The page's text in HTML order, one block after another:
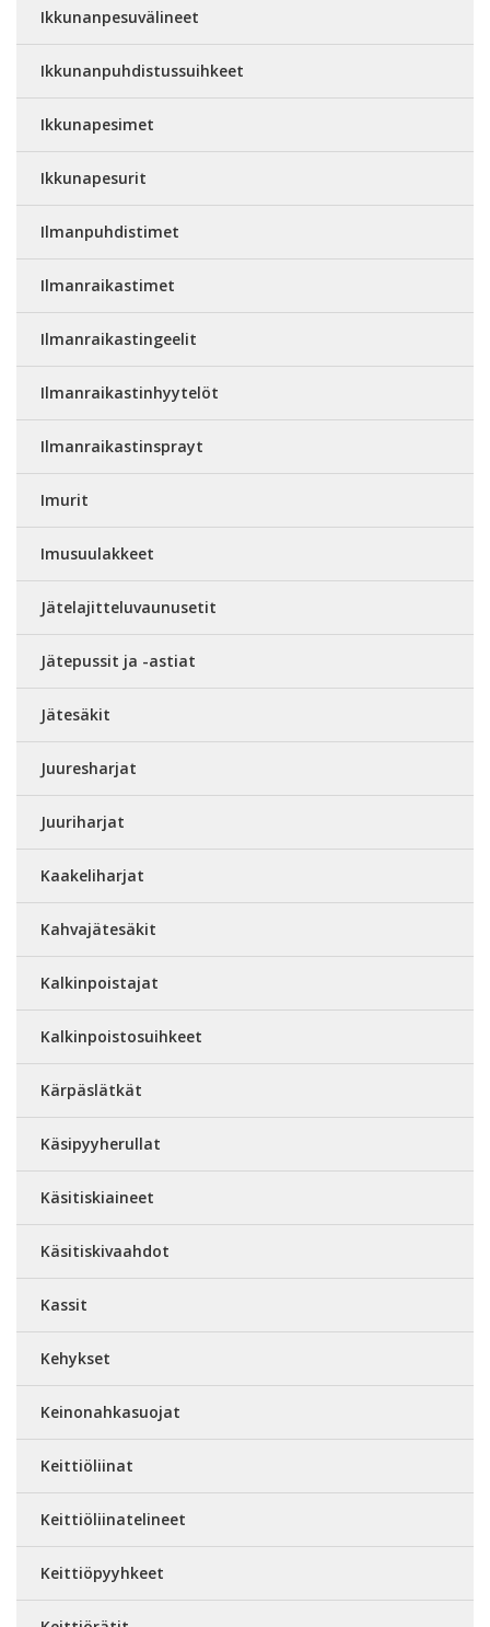
Ikkunanpesuvälineet
Ikkunanpuhdistussuihkeet
Ikkunapesimet
Ikkunapesurit
Ilmanpuhdistimet
Ilmanraikastimet
Ilmanraikastingeelit
Ilmanraikastinhyytelöt
Ilmanraikastinsprayt
Imurit
Imusuulakkeet
Jätelajitteluvaunusetit
Jätepussit ja -astiat
Jätesäkit
Juuresharjat
Juuriharjat
Kaakeliharjat
Kahvajätesäkit
Kalkinpoistajat
Kalkinpoistosuihkeet
Kärpäslätkät
Käsipyyherullat
Käsitiskiaineet
Käsitiskivaahdot
Kassit
Kehykset
Keinonahkasuojat
Keittiöliinat
Keittiöliinatelineet
Keittiöpyyhkeet